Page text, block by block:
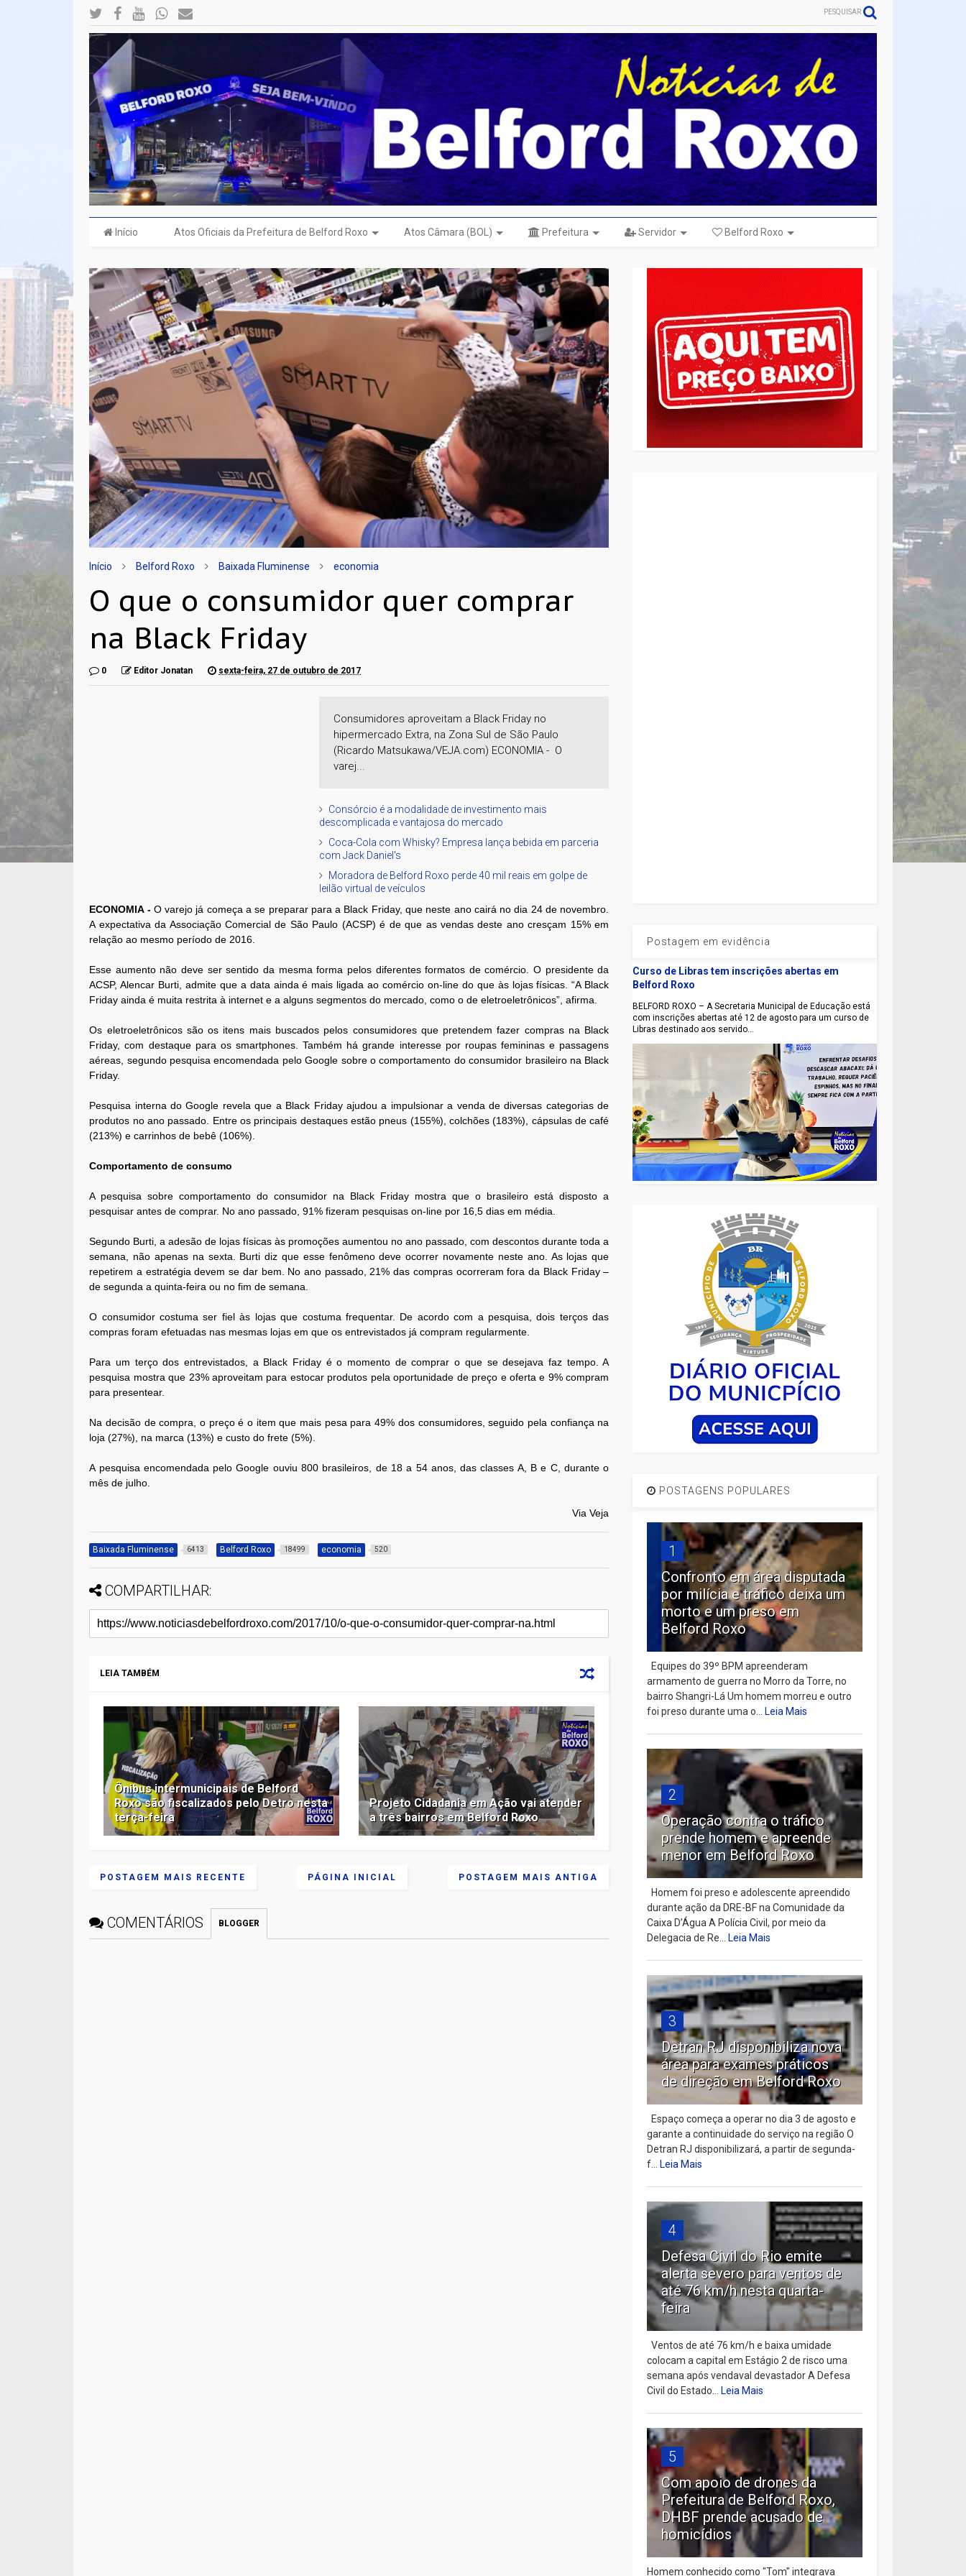
PESQUISAR
Início Atos Oficiais da Prefeitura de Belford Roxo Atos Câmara (BOL) Prefeitura Servidor Belford Roxo
Início Belford Roxo Baixada Fluminense economia
O que o consumidor quer comprar
na Black Friday
0 Editor Jonatan sexta-feira, 27 de outubro de 2017
Consumidores aproveitam a Black Friday no
hipermercado Extra, na Zona Sul de São Paulo
(Ricardo Matsukawa/VEJA.com) ECONOMIA - O
varej...
Consórcio é a modalidade de investimento mais
descomplicada e vantajosa do mercado
Coca-Cola com Whisky? Empresa lança bebida em parceria
com Jack Daniel's
Moradora de Belford Roxo perde 40 mil reais em golpe de
leilão virtual de veículos
ECONOMIA - O varejo já começa a se preparar para a Black Friday, que neste ano cairá no dia 24 de novembro.
A expectativa da Associação Comercial de São Paulo (ACSP) é de que as vendas deste ano cresçam 15% em
relação ao mesmo período de 2016.
Esse aumento não deve ser sentido da mesma forma pelos diferentes formatos de comércio. O presidente da
ACSP, Alencar Burti, admite que a data ainda é mais ligada ao comércio on-line do que às lojas físicas. “A Black
Friday ainda é muita restrita à internet e a alguns segmentos do mercado, como o de eletroeletrônicos”, afirma.
Os eletroeletrônicos são os itens mais buscados pelos consumidores que pretendem fazer compras na Black
Friday, com destaque para os smartphones. Também há grande interesse por roupas femininas e passagens
aéreas, segundo pesquisa encomendada pelo Google sobre o comportamento do consumidor brasileiro na Black
Friday.
Pesquisa interna do Google revela que a Black Friday ajudou a impulsionar a venda de diversas categorias de
produtos no ano passado. Entre os principais destaques estão pneus (155%), colchões (183%), cápsulas de café
(213%) e carrinhos de bebê (106%).
Comportamento de consumo
A pesquisa sobre comportamento do consumidor na Black Friday mostra que o brasileiro está disposto a
pesquisar antes de comprar. No ano passado, 91% fizeram pesquisas on-line por 16,5 dias em média.
Segundo Burti, a adesão de lojas físicas às promoções aumentou no ano passado, com descontos durante toda a
semana, não apenas na sexta. Burti diz que esse fenômeno deve ocorrer novamente neste ano. As lojas que
repetirem a estratégia devem se dar bem. No ano passado, 21% das compras ocorreram fora da Black Friday –
de segunda a quinta-feira ou no fim de semana.
O consumidor costuma ser fiel às lojas que costuma frequentar. De acordo com a pesquisa, dois terços das
compras foram efetuadas nas mesmas lojas em que os entrevistados já compram regularmente.
Para um terço dos entrevistados, a Black Friday é o momento de comprar o que se desejava faz tempo. A
pesquisa mostra que 23% aproveitam para estocar produtos pela oportunidade de preço e oferta e 9% compram
para presentear.
Na decisão de compra, o preço é o item que mais pesa para 49% dos consumidores, seguido pela confiança na
loja (27%), na marca (13%) e custo do frete (5%).
A pesquisa encomendada pelo Google ouviu 800 brasileiros, de 18 a 54 anos, das classes A, B e C, durante o
mês de julho.
Via Veja
Baixada Fluminense 6413 Belford Roxo 18499 economia 520
COMPARTILHAR:
LEIA TAMBÉM
Ônibus intermunicipais de Belford
Roxo são fiscalizados pelo Detro nesta
terça-feira
Projeto Cidadania em Ação vai atender
a três bairros em Belford Roxo
POSTAGEM MAIS RECENTE POSTAGEM MAIS ANTIGA
PÁGINA INICIAL
COMENTÁRIOS BLOGGER
Postagem em evidência
Curso de Libras tem inscrições abertas em
Belford Roxo
BELFORD ROXO – A Secretaria Municipal de Educação está
com inscrições abertas até 12 de agosto para um curso de
Libras destinado aos servido...
POSTAGENS POPULARES
1
Confronto em área disputada
por milícia e tráfico deixa um
morto e um preso em
Belford Roxo
Equipes do 39º BPM apreenderam
armamento de guerra no Morro da Torre, no
bairro Shangri-Lá Um homem morreu e outro
foi preso durante uma o...Leia Mais
2
Operação contra o tráfico
prende homem e apreende
menor em Belford Roxo
Homem foi preso e adolescente apreendido
durante ação da DRE-BF na Comunidade da
Caixa D’Água A Polícia Civil, por meio da
Delegacia de Re...Leia Mais
3
Detran RJ disponibiliza nova
área para exames práticos
de direção em Belford Roxo
Espaço começa a operar no dia 3 de agosto e
garante a continuidade do serviço na região O
Detran RJ disponibilizará, a partir de segunda-
f...Leia Mais
4
Defesa Civil do Rio emite
alerta severo para ventos de
até 76 km/h nesta quarta-
feira
Ventos de até 76 km/h e baixa umidade
colocam a capital em Estágio 2 de risco uma
semana após vendaval devastador A Defesa
Civil do Estado...Leia Mais
5
Com apoio de drones da
Prefeitura de Belford Roxo,
DHBF prende acusado de
homicídios
Homem conhecido como "Tom" integrava